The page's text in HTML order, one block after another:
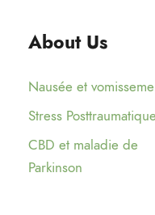
About Us
Nausée et
Stress Posttraumatique
CBD et maladie de
Parkinson